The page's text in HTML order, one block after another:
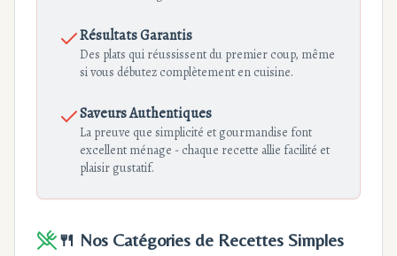
Résultats Garantis
Des plats qui réussissent du premier coup, même
si vous débutez complètement en cuisine.
Saveurs Authentiques
La preuve que simplicité et gourmandise font
excellent ménage - chaque recette allie facilité et
plaisir gustatif.
🍴 Nos Catégories de Recettes Simples